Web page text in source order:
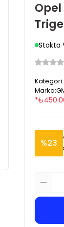
Opel
Stokta
Kategori:
Marka:
*₺
%23